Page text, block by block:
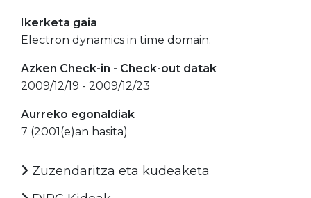
Ikerketa gaia
Electron dynamics in time domain.
Azken Check-in - Check-out datak
2009/12/19 - 2009/12/23
Aurreko egonaldiak
7 (2001(e)an hasita)
Zuzendaritza eta kudeaketa